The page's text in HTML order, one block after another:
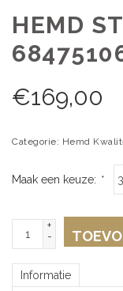
HEMD
€169,00
Categorie: Hemd
Maak een keuze: *
+
-
Informatie